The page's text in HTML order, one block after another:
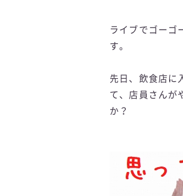
ライブでゴーゴ
す。
先日、飲食店に
て、店員さんが
か？